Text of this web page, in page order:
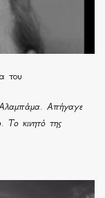
του
Αλαμπάμα. Απήγαγε
Το κινητό της